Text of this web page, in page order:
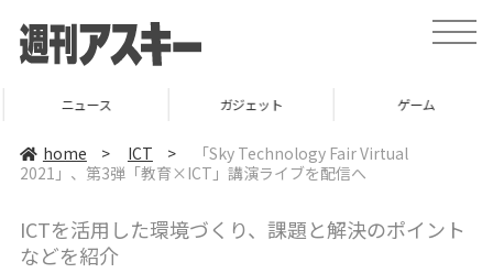
t
o
t
i
ニュース ガジェット ゲーム
home > ICT >
「Sky Technology Fair Virtual
2021」、第3弾「教育×ICT」講演ライブを配信へ
ICTを活用した環境づくり、課題と解決のポイント
などを紹介